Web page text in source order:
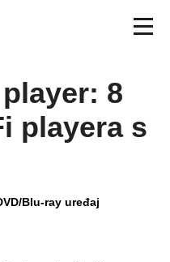
8
playera s
Blu-ray uređaj